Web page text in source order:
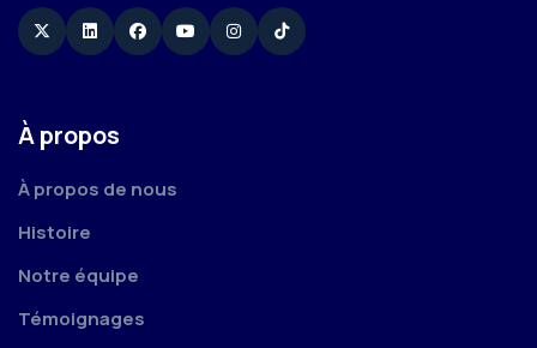
TwitterLinkedinFacebookYouTubeInstagram
TikTok
À propos
À propos de nous
Histoire
Notre équipe
Témoignages